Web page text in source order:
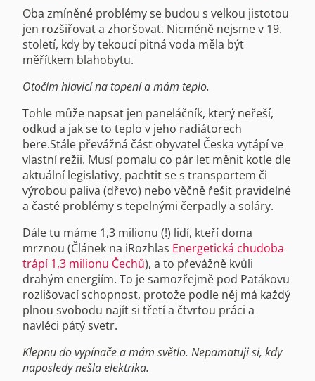
Oba zmíněné problémy se budou s velkou jistotou
jen rozšiřovat a zhoršovat. Nicméně nejsme v 19.
století, kdy by tekoucí pitná voda měla být
měřítkem blahobytu.
Otočím hlavicí na topení a mám teplo.
Tohle může napsat jen paneláčník, který neřeší,
odkud a jak se to teplo v jeho radiátorech
bere.Stále převážná část obyvatel Česka vytápí ve
vlastní režii. Musí pomalu co pár let měnit kotle dle
aktuální legislativy, pachtit se s transportem či
výrobou paliva (dřevo) nebo věčně řešit pravidelné
a časté problémy s tepelnými čerpadly a soláry.
Dále tu máme 1,3 milionu (!) lidí, kteří doma
mrznou (Článek na iRozhlas Energetická chudoba
trápí 1,3 milionu Čechů), a to převážně kvůli
drahým energiím. To je samozřejmě pod Patákovu
rozlišovací schopnost, protože podle něj má každý
plnou svobodu najít si třetí a čtvrtou práci a
navléci pátý svetr.
Klepnu do vypínače a mám světlo. Nepamatuji si, kdy
naposledy nešla elektrika.